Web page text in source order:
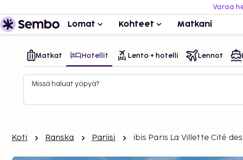
Varaa
Lomat Kohteet Matkani
Matkat Hotellit Lento + hotelli Lennot
Missä haluat yöpyä?
Koti Ranska Pariisi ibis Paris La Villette Cité